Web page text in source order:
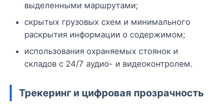
выделенными маршрутами;
скрытых грузовых схем и минимального
раскрытия информации о содержимом;
использования охраняемых стоянок и
складов с 24/7 аудио- и видеоконтролем.
Трекеринг и цифровая прозрачность